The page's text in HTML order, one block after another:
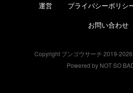
運営 プライバシーポリシ
お問い合わせ
Copyright ブンゴウサーチ 2019-2026
Powered by NOT SO